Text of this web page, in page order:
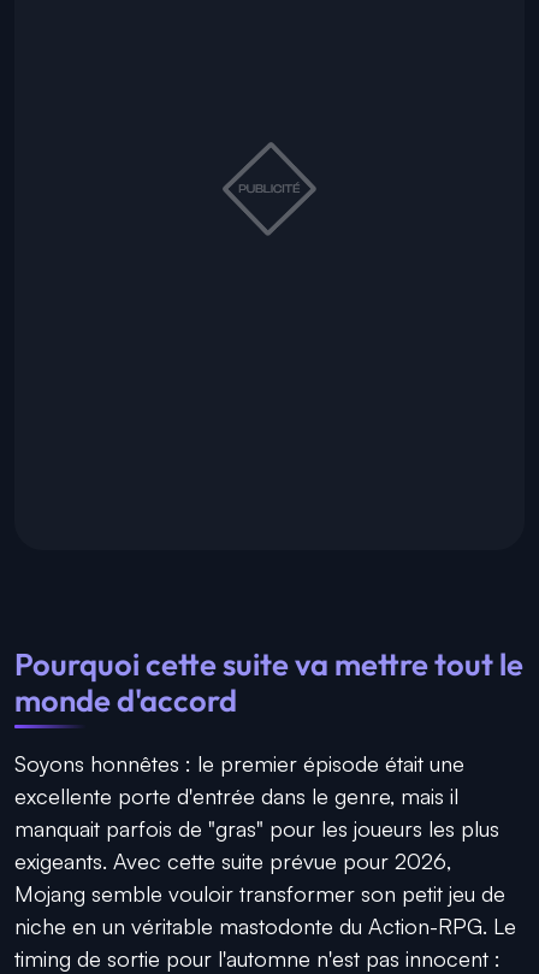
Pourquoi cette suite va mettre tout le
monde d'accord
Soyons honnêtes : le premier épisode était une
excellente porte d'entrée dans le genre, mais il
manquait parfois de "gras" pour les joueurs les plus
exigeants. Avec cette suite prévue pour 2026,
Mojang semble vouloir transformer son petit jeu de
niche en un véritable mastodonte du Action-RPG. Le
timing de sortie pour l'automne n'est pas innocent :